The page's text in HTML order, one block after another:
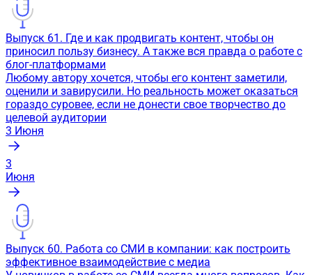
Выпуск 61. Где и как продвигать контент, чтобы он
приносил пользу бизнесу. А также вся правда о работе с
блог-платформами
Любому автору хочется, чтобы его контент заметили,
оценили и завирусили. Но реальность может оказаться
гораздо суровее, если не донести свое творчество до
целевой аудитории
3 Июня
3
Июня
Выпуск 60. Работа со СМИ в компании: как построить
эффективное взаимодействие с медиа